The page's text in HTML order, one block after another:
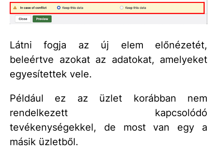
Látni fogja az új elem előnézetét,
beleértve azokat az adatokat, amelyeket
egyesítettek vele.
Például ez az üzlet korábban nem
rendelkezett kapcsolódó
tevékenységekkel, de most van egy a
másik üzletből.